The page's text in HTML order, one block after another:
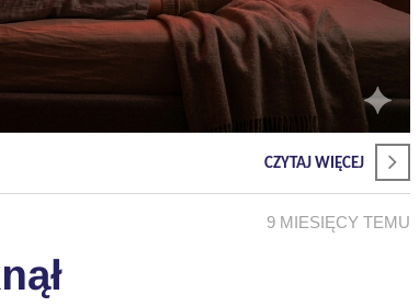
CZYTAJ WIĘCEJ
9 MIESIĘCY TEMU